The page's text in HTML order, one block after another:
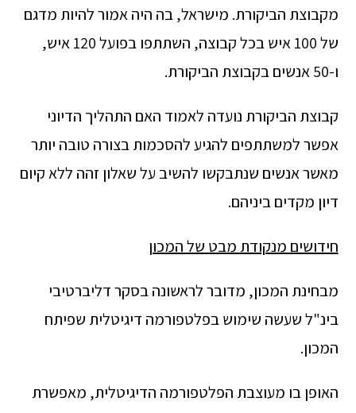
מקבוצת הביקורת. מישראל, בה היה אמור להיות מדגם
של 100 איש בכל קבוצה, השתתפו בפועל 120 איש,
ו-50 אנשים בקבוצת הביקורת.
קבוצת הביקורת נועדה לאמוד האם התהליך הדיוני
אפשר למשתתפים להגיע להסכמות בצורה טובה יותר
מאשר אנשים שנתבקשו להשיב על שאלון זהה ללא קיום
דיון מקדים ביניהם.
חידושים מנקודת מבט של המכון
מבחינת המכון, מדובר לראשונה בסקר דליברטיבי
בינ"ל שעשה שימוש בפלטפורמה דיגיטלית שפיתח
המכון.
האופן בו מעוצבת הפלטפורמה הדיגיטלית, מאפשרת